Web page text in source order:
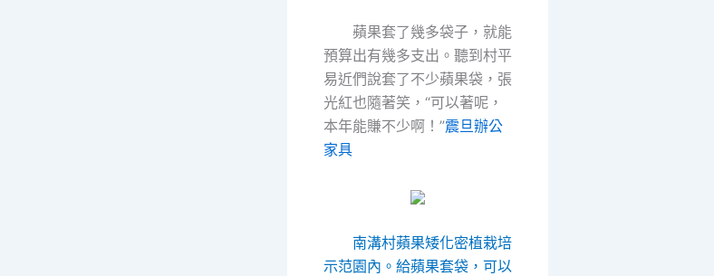
蘋果套了幾多袋子，就能
預算出有幾多支出。聽到村平
易近們說套了不少蘋果袋，張
光紅也隨著笑，“可以著呢，
本年能賺不少啊！”震旦辦公
家具
南溝村蘋果矮化密植栽培
示范園內。給蘋果套袋，可以